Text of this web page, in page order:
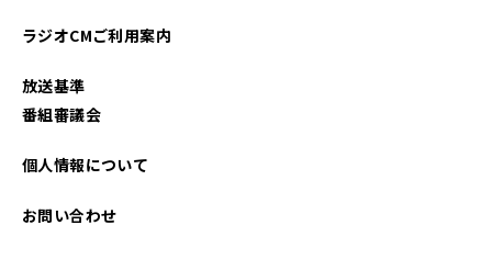
ラジオCMご利用案内
放送基準
番組審議会
個人情報について
お問い合わせ